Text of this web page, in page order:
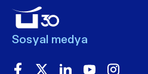
Sosyal medya